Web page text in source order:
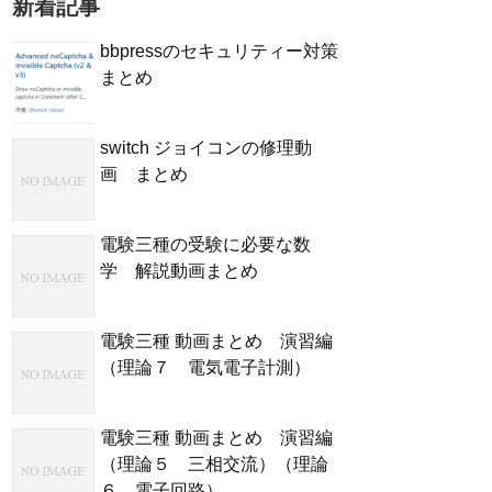
新着記事
bbpressのセキュリティー対策
まとめ
switch ジョイコンの修理動
画 まとめ
電験三種の受験に必要な数
学 解説動画まとめ
電験三種 動画まとめ 演習編
（理論７ 電気電子計測）
電験三種 動画まとめ 演習編
（理論５ 三相交流）（理論